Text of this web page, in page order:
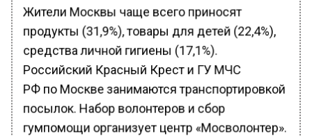
Жители Москвы чаще всего приносят
продукты (31,9%), товары для детей (22,4%),
средства личной гигиены (17,1%).
Российский Красный Крест и ГУ МЧС
РФ по Москве занимаются транспортировкой
посылок. Набор волонтеров и сбор
гумпомощи организует центр «Мосволонтер».